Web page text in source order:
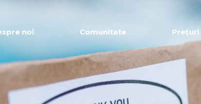
noi Comunitate Prețuri